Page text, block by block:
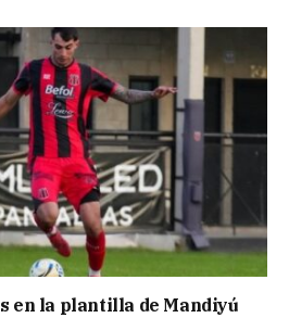
en la plantilla de Mandiyú